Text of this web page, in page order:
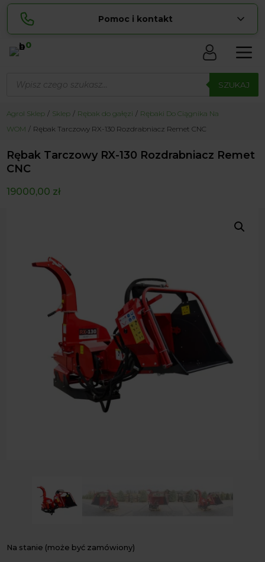
Pomoc i kontakt
Sylwia
pokaż numer
729 856 ... pokaż numer
0
produktów SZUKAJ
Agrol Sklep Sklep Rębak do gałęzi
Rębaki Do Ciągnika Na
WOM
Rębak Tarczowy RX-130 Rozdrabniacz Remet CNC
Rębak Tarczowy RX-130 Rozdrabniacz Remet
CNC
19000,00 zł
Na stanie (może być zamówiony)